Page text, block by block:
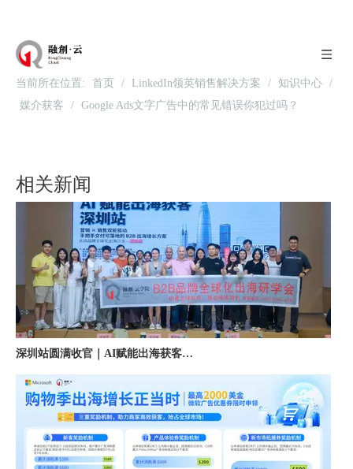
当前所在位置: 首页 / LinkedIn领英销售解决方案 / 知识中心 /
媒介获客
/ Google Ads文字广告中的常见错误你犯过吗？
相关新闻